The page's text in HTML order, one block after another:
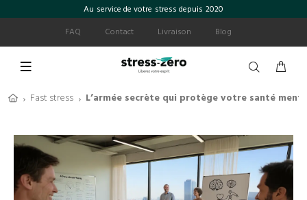
Au service de votre stress depuis 2020
FAQ
Contact Livraison Blog
› Fast stress › L’armée secrète qui protège votre santé